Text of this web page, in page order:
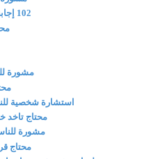
102 إجابة ممكن تغير تفكيرك وحياتك
مشورة
استشارة شخصية
محتاج
مشورة
محتاج